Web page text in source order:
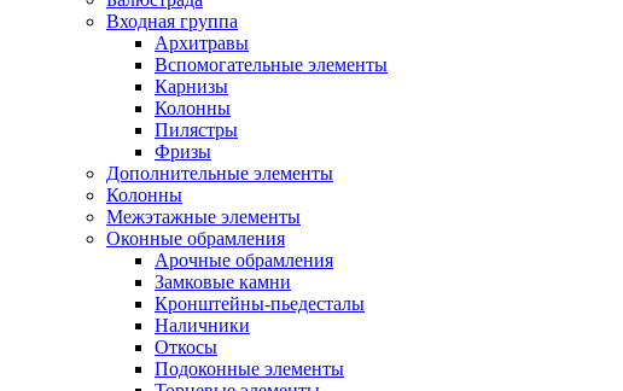
Входная группа
Архитравы
Вспомогательные элементы
Карнизы
Колонны
Пилястры
Фризы
Дополнительные элементы
Колонны
Межэтажные элементы
Оконные обрамления
Арочные обрамления
Замковые камни
Кронштейны-пьедесталы
Наличники
Откосы
Подоконные элементы